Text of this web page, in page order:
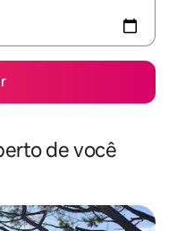
de você